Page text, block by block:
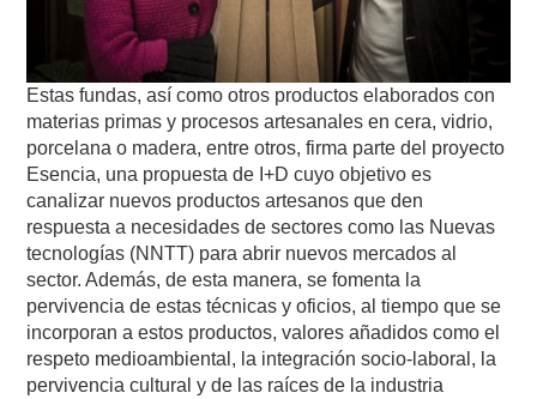
Estas fundas, así como otros productos elaborados con
materias primas y procesos artesanales en cera, vidrio,
porcelana o madera, entre otros, firma parte del proyecto
Esencia, una propuesta de I+D cuyo objetivo es
canalizar nuevos productos artesanos que den
respuesta a necesidades de sectores como las Nuevas
tecnologías (NNTT) para abrir nuevos mercados al
sector. Además, de esta manera, se fomenta la
pervivencia de estas técnicas y oficios, al tiempo que se
incorporan a estos productos, valores añadidos como el
respeto medioambiental, la integración socio-laboral, la
pervivencia cultural y de las raíces de la industria